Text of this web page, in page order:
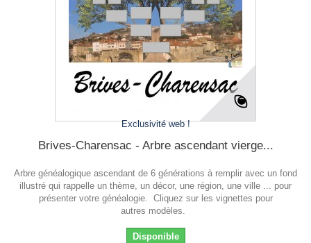
Exclusivité web !
Brives-Charensac - Arbre ascendant vierge...
Arbre généalogique ascendant de 6 générations à remplir avec un fond
illustré qui rappelle un thème, un décor, une région, une ville ... pour
présenter votre généalogie. Cliquez sur les vignettes pour
autres modèles.
Disponible